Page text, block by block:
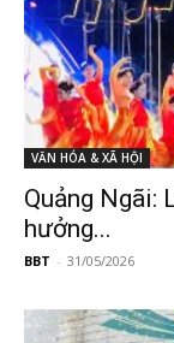
VĂN HÓA & XÃ HỘI
Quảng Ngãi:
hưởng...
BBT - 31/05/2026